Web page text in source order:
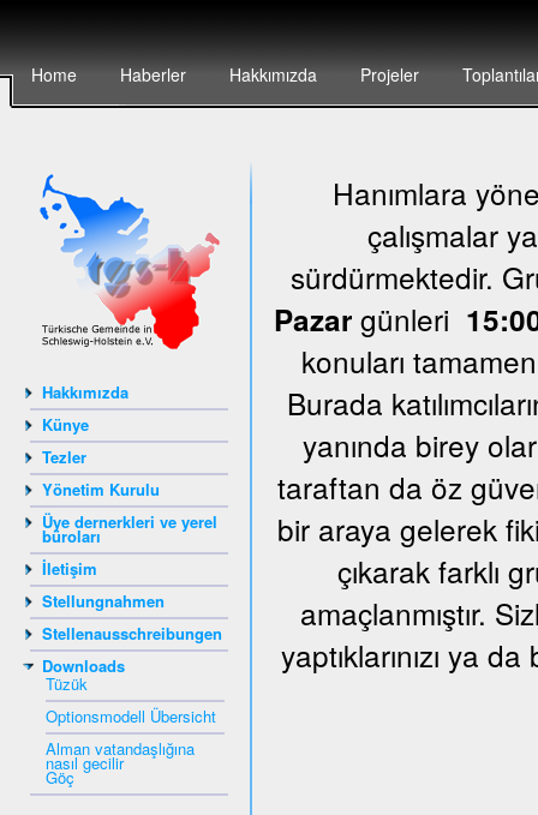
Home Haberler Hakkımızda Projeler
Hakkımızda
Künye
Tezler
Yönetim Kurulu
Üye dernerkleri ve yerel
büroları
İletişim
Stellungnahmen
Stellenausschreibungen
Downloads
Tüzük
Optionsmodell Übersicht
Alman vatandaşlığına
nasıl gecilir
Göç
Hanımlara
çalışmalar
sürdürmektedir.
Pazar günleri
konuları
Burada
yanında birey
taraftan da öz
bir araya gelerek
çıkarak farklı
amaçlanmıştır.
yaptıklarınızı ya